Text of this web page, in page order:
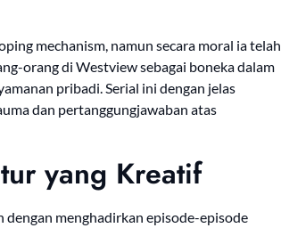
mechanism, namun secara moral ia telah
orang di Westview sebagai boneka dalam
pribadi. Serial ini dengan jelas
dan pertanggungjawaban atas
yang Kreatif
menghadirkan episode-episode